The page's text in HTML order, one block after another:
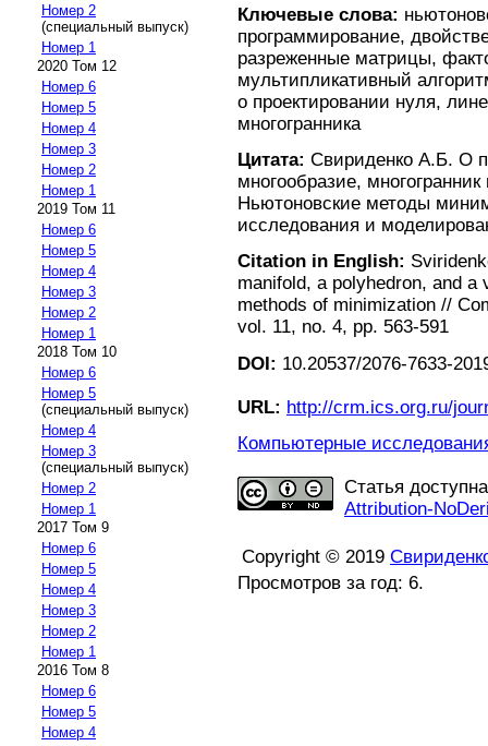
Номер 2
(специальный выпуск)
Номер 1
2020 Том 12
Номер 6
Номер 5
Номер 4
Номер 3
Номер 2
Номер 1
2019 Том 11
Номер 6
Номер 5
Номер 4
Номер 3
Номер 2
Номер 1
2018 Том 10
Номер 6
Номер 5
(специальный выпуск)
Номер 4
Номер 3
(специальный выпуск)
Номер 2
Номер 1
2017 Том 9
Номер 6
Номер 5
Номер 4
Номер 3
Номер 2
Номер 1
2016 Том 8
Номер 6
Номер 5
Номер 4
Ключевые слова:
программирование,
разреженные матрицы,
мультипликативный
о проектировании нуля,
многогранника
Цитата: Свириденко А.Б. О
многообразие,
Ньютоновские методы
исследования и
Citation in English:
manifold, a polyhedron, and a
methods of minimization //
vol. 11, no. 4, pp. 563-591
DOI: 10.20537/2076-7633-
URL: http://crm.ics.org.ru/
Компьютерные
Статья
Attribution-
Copyright © 2019
Просмотров за год: 6.